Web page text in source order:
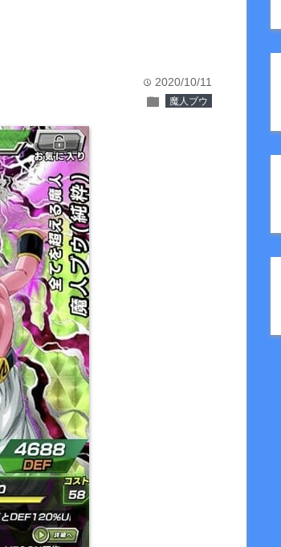
time 2020/10/11
folder 魔人ブウ